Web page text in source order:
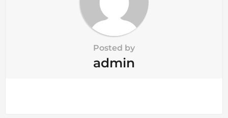
Posted by
admin